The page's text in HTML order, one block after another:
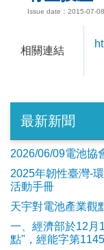
Issue date：2015-07-
相關連結
最新新聞
2026/06/09電池協
2025年韌性臺灣-
活動手冊
天宇對電池產業觀
一、經濟部於12月
點"，經能字第